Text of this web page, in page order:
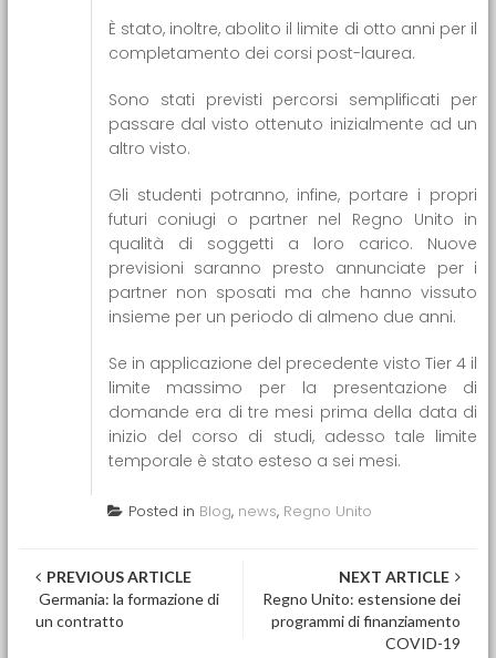
È stato, inoltre, abolito il limite di otto anni per il
completamento dei corsi post-laurea.
Sono stati previsti percorsi semplificati per
passare dal visto ottenuto inizialmente ad un
altro visto.
Gli studenti potranno, infine, portare i propri
futuri coniugi o partner nel Regno Unito in
qualità di soggetti a loro carico. Nuove
previsioni saranno presto annunciate per i
partner non sposati ma che hanno vissuto
insieme per un periodo di almeno due anni.
Se in applicazione del precedente visto Tier 4 il
limite massimo per la presentazione di
domande era di tre mesi prima della data di
inizio del corso di studi, adesso tale limite
temporale è stato esteso a sei mesi.
Posted in Blog, news, Regno Unito
Post navigation
PREVIOUS ARTICLE
Germania: la formazione di
un contratto
NEXT ARTICLE
Regno Unito: estensione dei
programmi di finanziamento
COVID-19